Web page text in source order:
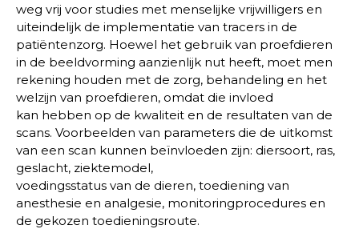
weg vrij voor studies met menselijke vrijwilligers en
uiteindelijk de implementatie van tracers in de
patiëntenzorg. Hoewel het gebruik van proefdieren
in de beeldvorming aanzienlijk nut heeft, moet men
rekening houden met de zorg, behandeling en het
welzijn van proefdieren, omdat die invloed
kan hebben op de kwaliteit en de resultaten van de
scans. Voorbeelden van parameters die de uitkomst
van een scan kunnen beïnvloeden zijn: diersoort, ras,
geslacht, ziektemodel,
voedingsstatus van de dieren, toediening van
anesthesie en analgesie, monitoringprocedures en
de gekozen toedieningsroute.